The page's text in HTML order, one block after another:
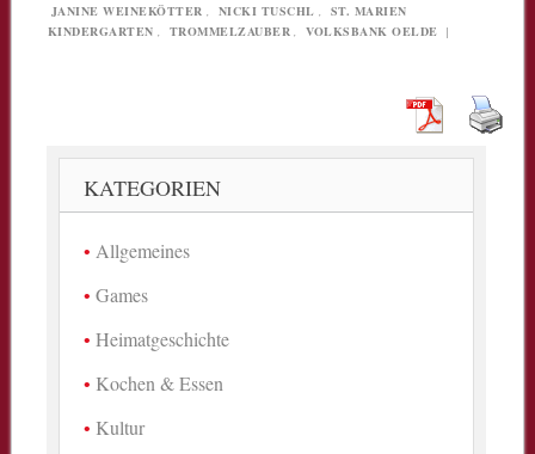
JANINE WEINEKÖTTER
NICKI TUSCHL
ST. MARIEN
KINDERGARTEN
TROMMELZAUBER VOLKSBANK OELDE |
KATEGORIEN
Allgemeines
Games
Heimatgeschichte
Kochen & Essen
Kultur